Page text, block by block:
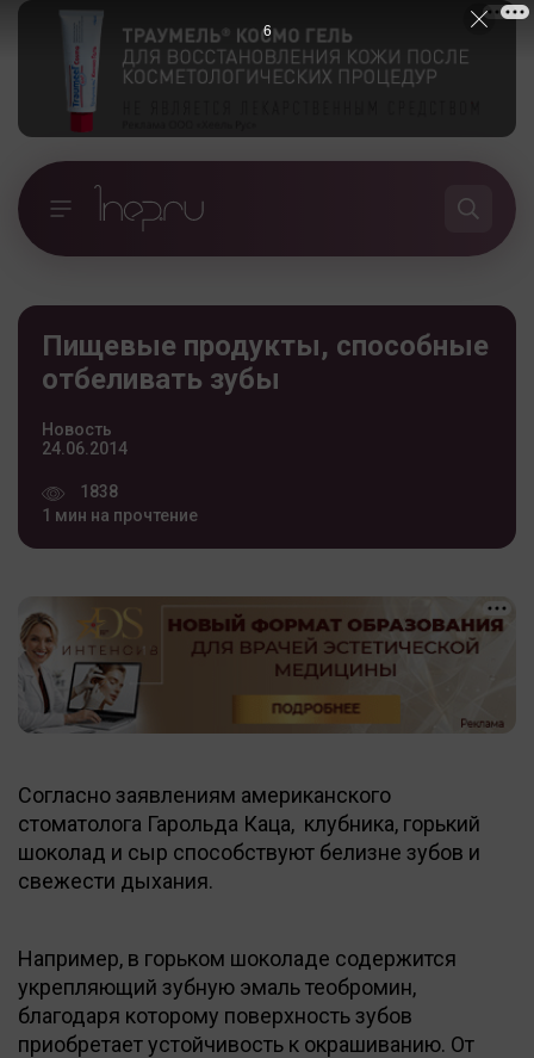
Пищевые продукты, способные
отбеливать зубы
Новость
24.06.2014
1838
1 мин на прочтение
Согласно заявлениям американского
стоматолога Гарольда Каца, клубника, горький
шоколад и сыр способствуют белизне зубов и
свежести дыхания.
Например, в горьком шоколаде содержится
укрепляющий зубную эмаль теобромин,
благодаря которому поверхность зубов
приобретает устойчивость к окрашиванию. От
5